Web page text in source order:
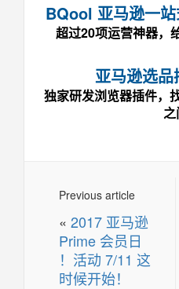
BQool 亚马逊一
超过20项运营神器，
亚马逊选
独家研发浏览器插件，
Previous article
« 2017 亚马逊
Prime 会员日
！活动 7/11 这
时候开始！